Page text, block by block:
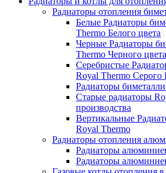
Радиаторы отопления
Белые Радиаторы
Thermo Белого цвета
Черные Радиаторы
Thermo Черного цвета
Серебристые
Royal Thermo Серого
Радиаторы
Старые радиаторы
производства
Вертикальные
Royal Thermo
Радиаторы отопления
Радиаторы
Радиаторы